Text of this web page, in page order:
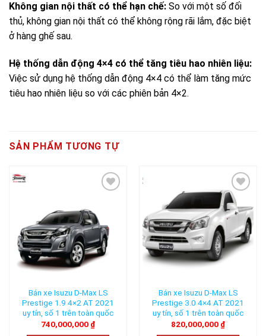
Không gian nội thất có thể hạn chế: So với một số đối
thủ, không gian nội thất có thể không rộng rãi lắm, đặc biệt
ở hàng ghế sau.
Hệ thống dẫn động 4×4 có thể tăng tiêu hao nhiên liệu:
Việc sử dụng hệ thống dẫn động 4×4 có thể làm tăng mức
tiêu hao nhiên liệu so với các phiên bản 4×2.
SẢN PHẨM TƯƠNG TỰ
Bán xe Isuzu D-Max LS
Prestige 1.9 4×2 AT 2021
uy tín, số 1 trên toàn quốc
740,000,000 ₫
Add to
wishlist
Bán xe Isuzu D-Max LS
Prestige 3.0 4×4 AT 2021
uy tín, số 1 trên toàn quốc
820,000,000 ₫